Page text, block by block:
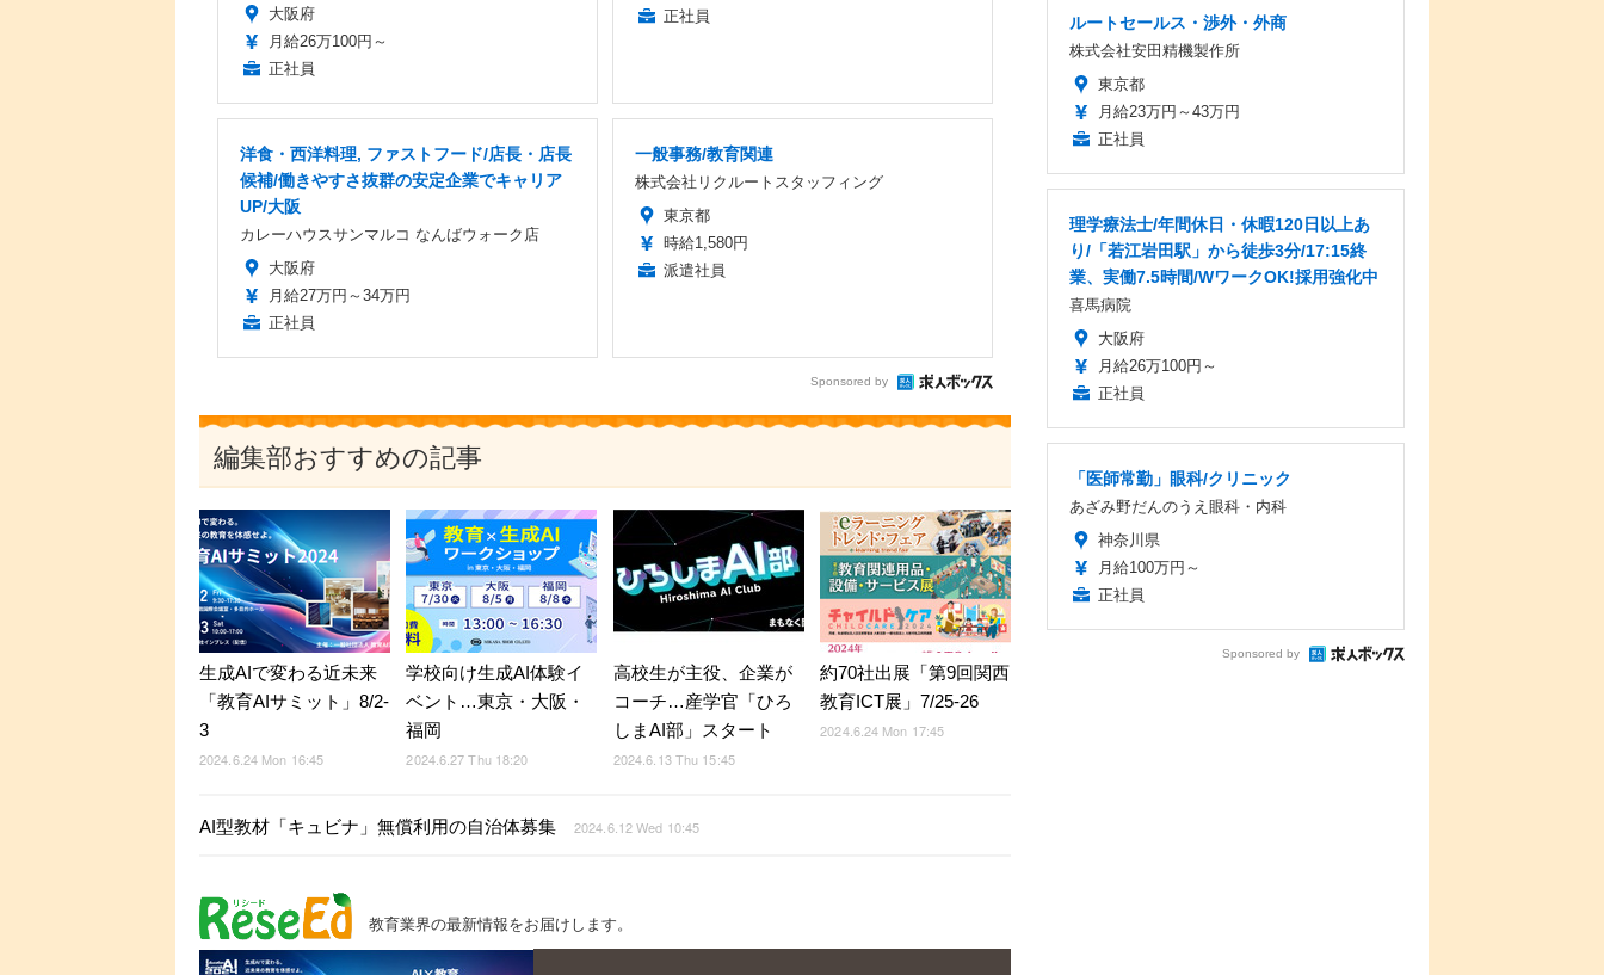
大阪府
月給26万100円～
正社員
正社員
洋食・西洋料理, ファストフード/店長・店長
候補/働きやすさ抜群の安定企業でキャリア
UP/大阪
カレーハウスサンマルコ なんばウォーク店
大阪府
月給27万円～34万円
正社員
一般事務/教育関連
株式会社リクルートスタッフィング
東京都
時給1,580円
派遣社員
Sponsored by
編集部おすすめの記事
生成AIで変わる近未来
「教育AIサミット」8/2-
3
2024.6.24 Mon 16:45
学校向け生成AI体験イ
ベント…東京・大阪・
福岡
2024.6.27 Thu 18:20
高校生が主役、企業が
コーチ…産学官「ひろ
しまAI部」スタート
2024.6.13 Thu 15:45
約70社出展「第9回関西
教育ICT展」7/25-26
2024.6.24 Mon 17:45
AI型教材「キュビナ」無償利用の自治体募集 2024.6.12 Wed 10:45
教育業界の最新情報をお届けします。
ルートセールス・渉外・外商
株式会社安田精機製作所
東京都
月給23万円～43万円
正社員
理学療法士/年間休日・休暇120日以上あ
り/「若江岩田駅」から徒歩3分/17:15終
業、実働7.5時間/WワークOK!採用強化中
喜馬病院
大阪府
月給26万100円～
正社員
「医師常勤」眼科/クリニック
あざみ野だんのうえ眼科・内科
神奈川県
月給100万円～
正社員
Sponsored by